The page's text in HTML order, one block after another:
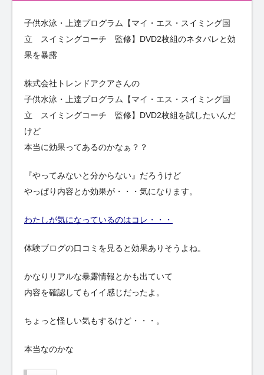
子供水泳・上達プログラム【マイ・エス・スイミング国
立 スイミングコーチ 監修】DVD2枚組のネタバレと効
果を暴露
株式会社トレンドアクアさんの
子供水泳・上達プログラム【マイ・エス・スイミング国
立 スイミングコーチ 監修】DVD2枚組を試したいんだ
けど
本当に効果ってあるのかなぁ？？
『やってみないと分からない』だろうけど
やっぱり内容とか効果が・・・気になります。
わたしが気になっているのはコレ・・・
体験ブログの口コミを見ると効果ありそうよね。
かなりリアルな暴露情報とかも出ていて
内容を確認してもイイ感じだったよ。
ちょっと怪しい気もするけど・・・。
本当なのかな